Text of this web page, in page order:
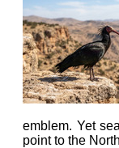
emblem. Yet
point to the